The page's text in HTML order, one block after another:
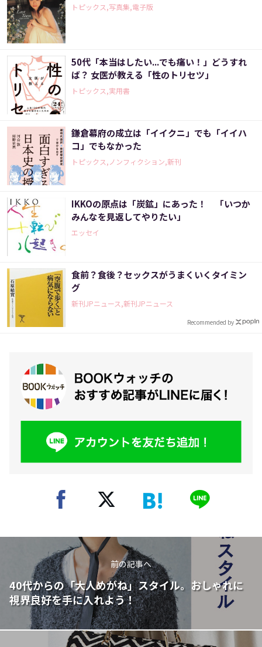
トピックス,写真集,電子版
50代「本当はしたい...でも痛い！」どうすれ
ば？ 女医が教える「性のトリセツ」
トピックス,実用書
鎌倉幕府の成立は「イイクニ」でも「イイハ
コ」でもなかった
トピックス,ノンフィクション,新刊
IKKOの原点は「炭鉱」にあった！ 「いつか
みんなを見返してやりたい」
エッセイ
食前？食後？セックスがうまくいくタイミン
グ
新刊JPニュース,新刊JPニュース
Recommended by
前の記事へ
40代からの「大人めがね」スタイル。おしゃれに
視界良好を手に入れよう！